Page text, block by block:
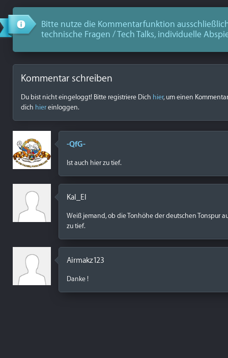
Bitte nutze die Kommentarfunktion
technische Fragen / Tech Talks, individuelle
Kommentar schreiben
Du bist nicht eingeloggt! Bitte registriere Dich hier, um einen
dich hiereinloggen.
-QfG-
Ist auch hier zu tief.
Kal_El
Weiß jemand, ob die Tonhöhe der deutschen Tonspur
zu tief.
Airmakz123
Danke !